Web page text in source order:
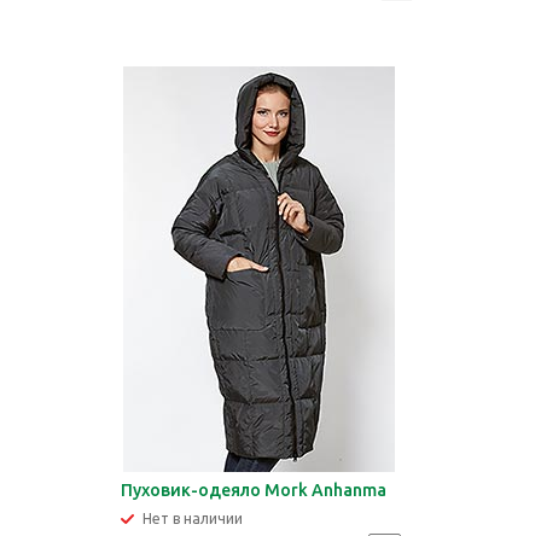
Пуховик-одеяло Mork Anhanma
Нет в наличии